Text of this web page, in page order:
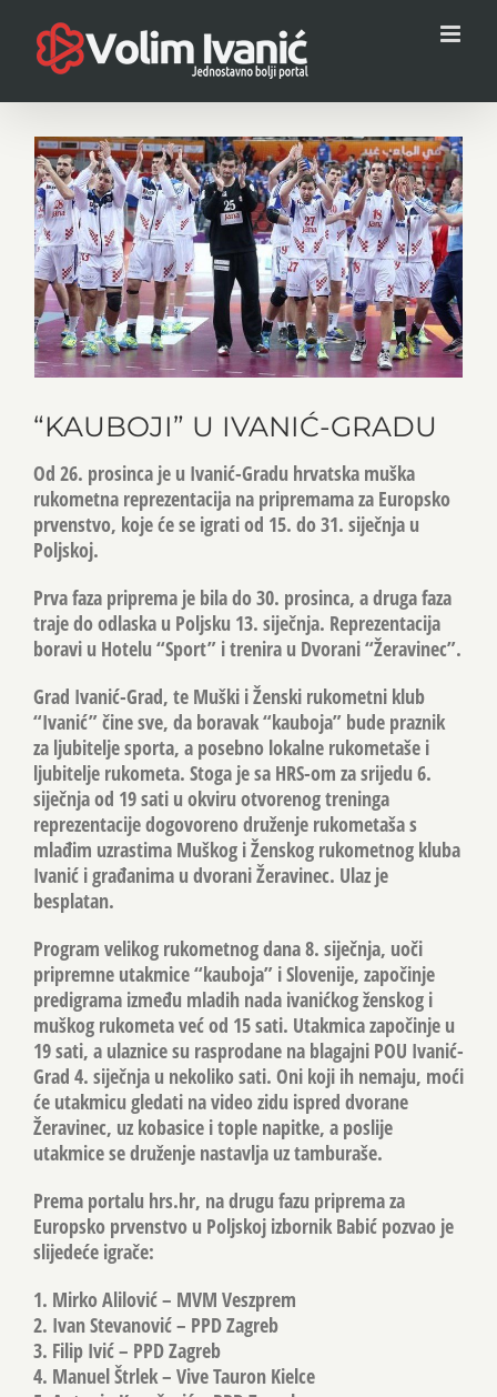
content
View
Larger
Image
“KAUBOJI” U IVANIĆ-GRADU
Od 26. prosinca je u Ivanić-Gradu hrvatska muška
rukometna reprezentacija na pripremama za Europsko
prvenstvo, koje će se igrati od 15. do 31. siječnja u
Poljskoj.
Prva faza priprema je bila do 30. prosinca, a druga faza
traje do odlaska u Poljsku 13. siječnja. Reprezentacija
boravi u Hotelu “Sport” i trenira u Dvorani “Žeravinec”.
Grad Ivanić-Grad, te Muški i Ženski rukometni klub
“Ivanić” čine sve, da boravak “kauboja” bude praznik
za ljubitelje sporta, a posebno lokalne rukometaše i
ljubitelje rukometa. Stoga je sa HRS-om za srijedu 6.
siječnja od 19 sati u okviru otvorenog treninga
reprezentacije dogovoreno druženje rukometaša s
mlađim uzrastima Muškog i Ženskog rukometnog kluba
Ivanić i građanima u dvorani Žeravinec. Ulaz je
besplatan.
Program velikog rukometnog dana 8. siječnja, uoči
pripremne utakmice “kauboja” i Slovenije, započinje
predigrama između mladih nada ivanićkog ženskog i
muškog rukometa već od 15 sati. Utakmica započinje u
19 sati, a ulaznice su rasprodane na blagajni POU Ivanić-
Grad 4. siječnja u nekoliko sati. Oni koji ih nemaju, moći
će utakmicu gledati na video zidu ispred dvorane
Žeravinec, uz kobasice i tople napitke, a poslije
utakmice se druženje nastavlja uz tamburaše.
Prema portalu hrs.hr, na drugu fazu priprema za
Europsko prvenstvo u Poljskoj izbornik Babić pozvao je
slijedeće igrače:
1. Mirko Alilović – MVM Veszprem
2. Ivan Stevanović – PPD Zagreb
3. Filip Ivić – PPD Zagreb
4. Manuel Štrlek – Vive Tauron Kielce